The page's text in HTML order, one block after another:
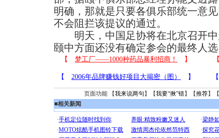
明确，那就是只要各俱乐部统一意
不会阻拦该提议的通过。
明天，中国足协将在北京召开中
颐中方面还没有确定参会的最终人
页面功能 【我来说两句 】【我要“揪”错】【推荐】
■相关新闻